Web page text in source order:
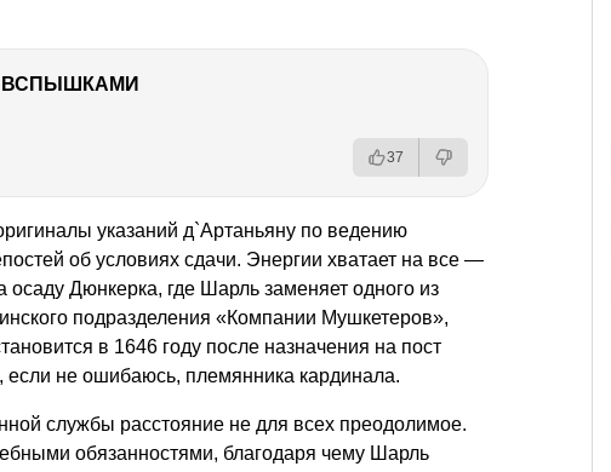
ВСПЫШКАМИ
37
указаний д`Артаньяну по ведению
об условиях сдачи. Энергии хватает на все —
осаду Дюнкерка, где Шарль заменяет одного из
подразделения «Компании Мушкетеров»,
в 1646 году после назначения на пост
не ошибаюсь, племянника кардинала.
службы расстояние не для всех преодолимое.
обязанностями, благодаря чему Шарль